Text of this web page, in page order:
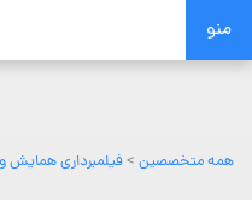
Skip
منو
همه متخصصین >فیلمبرداری همایش